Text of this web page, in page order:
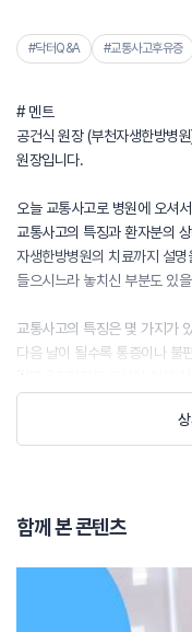
#닥터Q&A #교통사고후유증
# 멘트
공건식 원장 (부천자생한방병
원장입니다.
오늘 교통사고로 병원에 오셔
교통사고의 특징과 환자분의
자생한방병원의 치료까지 설
들으시느라 놓치신 부분도 있
교통사고의 특징은 몇 가지가
다음 날이 될수록 통증이나 불
길면 2주까지도 증상이 점차
수 있습니다. 목만 아프시던 분
분이 오른쪽이 아프기도 합니
어지러움, 소화불량, 피로, 불
이렇게 증상이 점차 심해지고
치료를 잘 받으셔야 합니다.
1주일 내외로 입원하시면서
좋습니다. 입원치료가 어려운
함께 본 콘텐츠